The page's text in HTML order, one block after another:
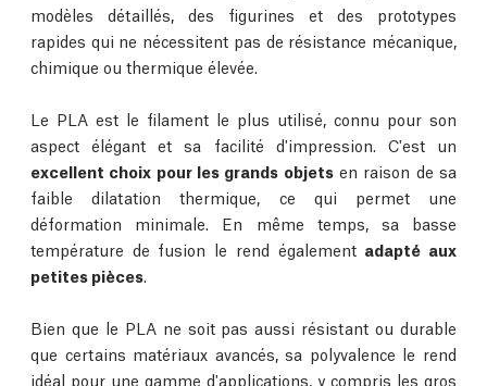
modèles détaillés, des figurines et des prototypes
rapides qui ne nécessitent pas de résistance mécanique,
chimique ou thermique élevée.
Le PLA est le filament le plus utilisé, connu pour son
aspect élégant et sa facilité d'impression. C'est un
excellent choix pour les grands objetsen raison de sa
faible dilatation thermique, ce qui permet une
déformation minimale. En même temps, sa basse
température de fusion le rend également adapté aux
petites pièces.
Bien que le PLA ne soit pas aussi résistant ou durable
que certains matériaux avancés, sa polyvalence le rend
idéal pour une gamme d'applications, y compris les gros